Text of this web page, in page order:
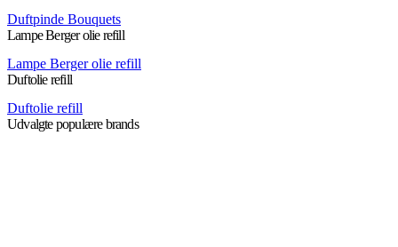
Duftpinde Bouquets
Lampe Berger olie refill
Lampe Berger olie refill
Duftolie refill
Duftolie refill
Udvalgte populære brands